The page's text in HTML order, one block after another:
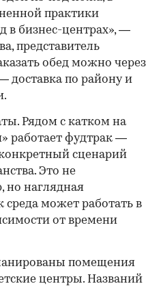
практики
в бизнес-центрах», —
представитель
обед можно через
доставка по району и
Рядом с катком на
работает фудтрак —
сценарий
Это не
но наглядная
среда может работать в
от времени
помещения
центры. Названий